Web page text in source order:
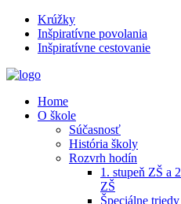
Krúžky
Inšpiratívne povolania
Inšpiratívne cestovanie
Home
O škole
Súčasnosť
História školy
Rozvrh hodín
1. stupeň ZŠ a
ZŠ
Špeciálne triedy